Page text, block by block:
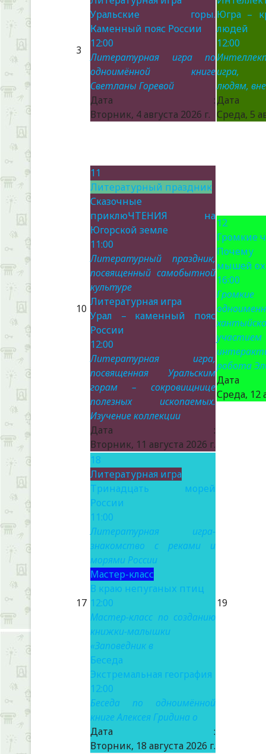
3
Уральские горы.
Каменный пояс России
12:00
Литературная игра по
одноимённой книге
Светланы Горевой
Дата :
Вторник, 4 августа 2026 г.
Югра –
людей
12:00
игра,
людям,
Среда, 5
10
11
Литературный праздник
Сказочные
приклюЧТЕНИЯ на
Югорской земле
11:00
Литературный праздник,
посвященный самобытной
культуре
Литературная игра
Урал – каменный пояс
России
12:00
Литературная игра,
посвященная Уральским
горам – сокровищнице
полезных ископаемых.
Изучение коллекции
Дата :
Вторник, 11 августа 2026 г.
12
Громкие
мышей
16:00
участием
робота
Среда, 12
17
18
Литературная игра
Тринадцать морей
России
11:00
Литературная игра-
знакомство с реками и
морями России
Мастер-класс
В краю непуганых птиц
12:00
Мастер-класс по созданию
книжки-малышки
«Заповедник в
Беседа
Экстремальная география
12:00
Беседа по одноимённой
книге Алексея Гридина о
Дата :
Вторник, 18 августа 2026 г.
19